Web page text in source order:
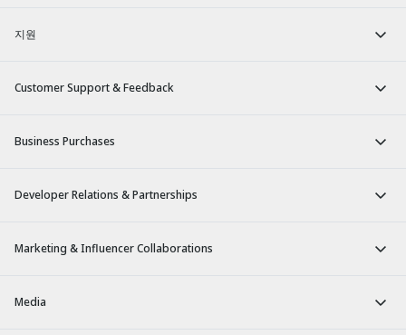
지원
Customer Support & Feedback
Business Purchases
Developer Relations & Partnerships
Marketing & Influencer Collaborations
Media